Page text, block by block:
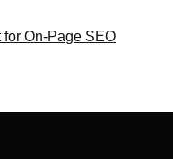
On-Page SEO